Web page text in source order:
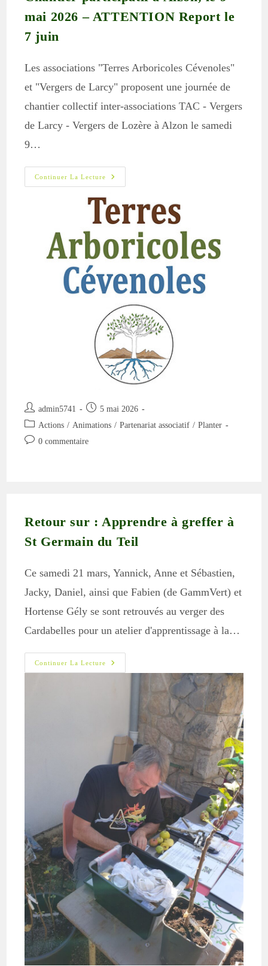
mai 2026 – ATTENTION Report le
7 juin
Les associations "Terres Arboricoles Cévenoles"
et "Vergers de Larcy" proposent une journée de
chantier collectif inter-associations TAC - Vergers
de Larcy - Vergers de Lozère à Alzon le samedi
9…
Continuer La Lecture
Chantier
Participatif
Alzon,
Le
9
Mai
–
ATTENTION
Report
7
Juin
Auteur/autrice
de
la
publication :
admin5741
Publication
publiée :
5 mai 2026
Post
category:
Actions / Animations / Partenariat associatif / Planter
Commentaires
0 commentaire
Retour sur : Apprendre à greffer à
St Germain du Teil
Ce samedi 21 mars, Yannick, Anne et Sébastien,
Jacky, Daniel, ainsi que Fabien (de GammVert) et
Hortense Gély se sont retrouvés au verger des
Cardabelles pour un atelier d'apprentissage à la…
Continuer La Lecture
Retour
Sur
Germain
Du
Teil